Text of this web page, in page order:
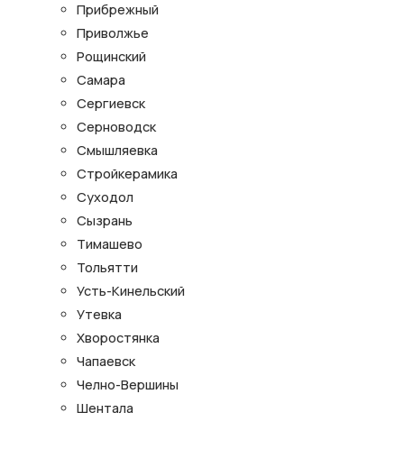
Прибрежный
Приволжье
Рощинский
Самара
Сергиевск
Серноводск
Смышляевка
Стройкерамика
Суходол
Сызрань
Тимашево
Тольятти
Усть-Кинельский
Утевка
Хворостянка
Чапаевск
Челно-Вершины
Шентала